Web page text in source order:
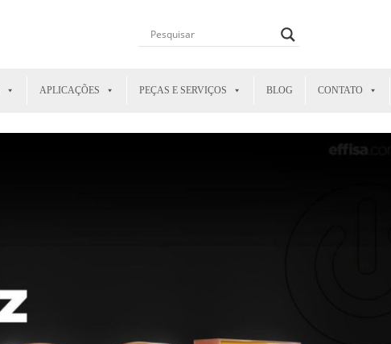
APLICAÇÕES PEÇAS E SERVIÇOS BLOG CONTATO